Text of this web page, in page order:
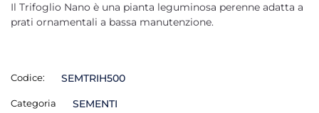
Il Trifoglio Nano è una pianta leguminosa perenne adatta a
prati ornamentali a bassa manutenzione.
Codice: SEMTRIH500
Categoria SEMENTI